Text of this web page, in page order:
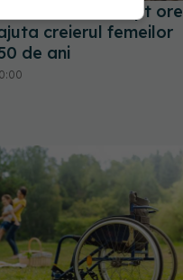
alimentară de opt ore
creierul femeilor
de ani